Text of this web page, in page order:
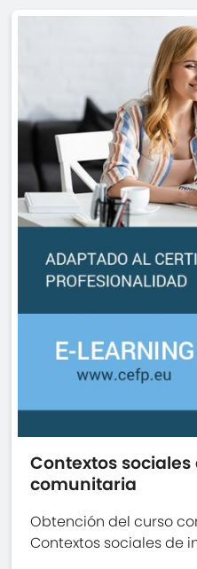
Contextos
comunitaria
Obtención del curso
Contextos sociales de